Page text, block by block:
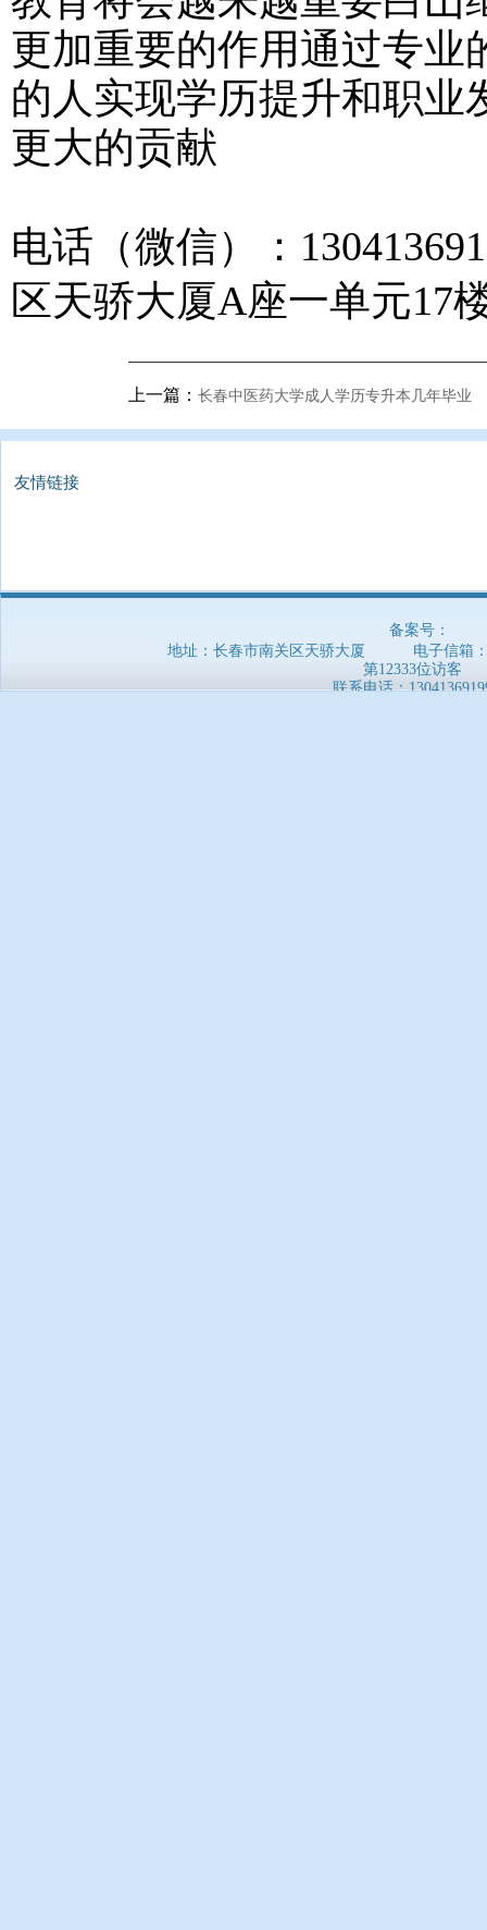
更加重要的作用通过专业
的人实现学历提升和职业
更大的贡献
电话（微信）：
区天骄大厦A座一单元17
上一篇： 长春中医药大学成人学历专升本几年毕业
友情链接
备案号：
地址：长春市南关区天骄大厦 电子信箱：
第12333位访客
联系电话：